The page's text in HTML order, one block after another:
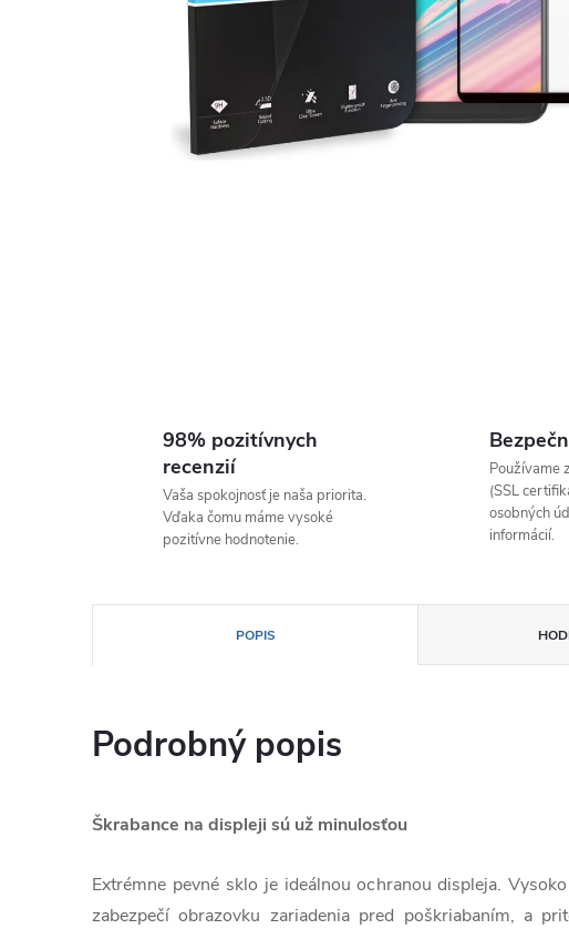
98% pozitívnych
recenzií
Vaša spokojnosť je naša priorita.
Vďaka čomu máme vysoké
pozitívne hodnotenie.
Používame
(SSL
osobných
informácií.
POPIS
Podrobný popis
Škrabance na displeji sú už minulosťou
Extrémne pevné sklo je ideálnou ochranou displeja.
zabezpečí obrazovku zariadenia pred poškriabaním, a